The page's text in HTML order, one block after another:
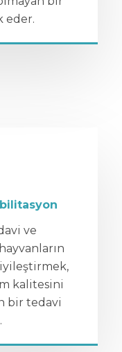
eder.
ve
kalitesini
bir tedavi